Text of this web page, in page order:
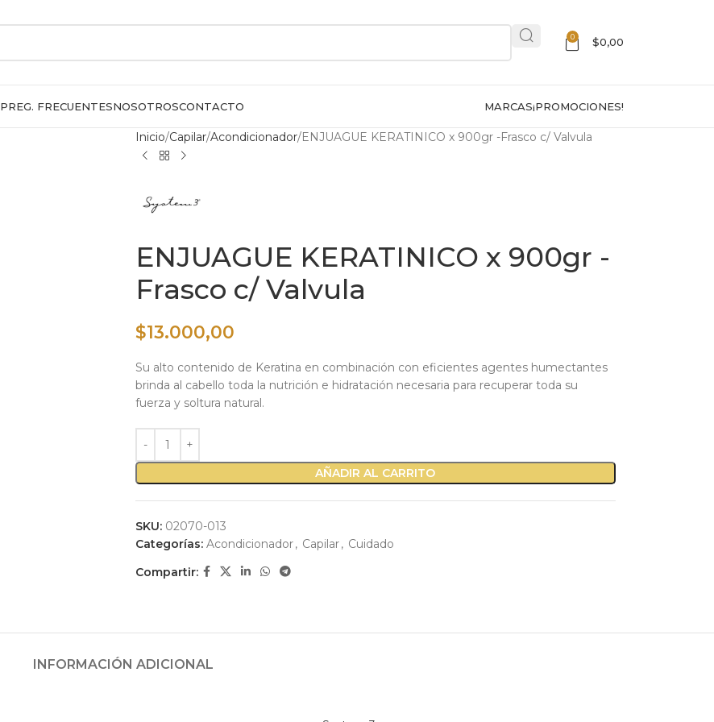
0 $0,00
PREG. FRECUENTESNOSOTROSCONTACTO MARCAS¡PROMOCIONES!
Inicio Capilar Acondicionador ENJUAGUE KERATINICO x 900gr -Frasco c/ Valvula
ENJUAGUE KERATINICO x 900gr -
Frasco c/ Valvula
$13.000,00
Su alto contenido de Keratina en combinación con eficientes agentes humectantes
brinda al cabello toda la nutrición e hidratación necesaria para recuperar toda su
fuerza y soltura natural.
AÑADIR AL CARRITO
SKU: 02070-013
Categorías: Acondicionador, Capilar, Cuidado
Compartir:
INFORMACIÓN ADICIONAL